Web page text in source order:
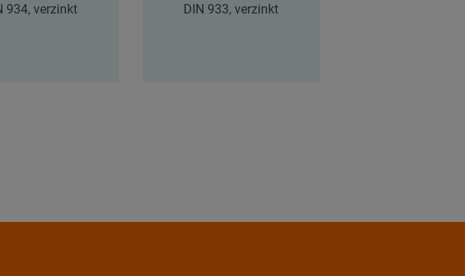
934, verzinkt DIN 933, verzinkt